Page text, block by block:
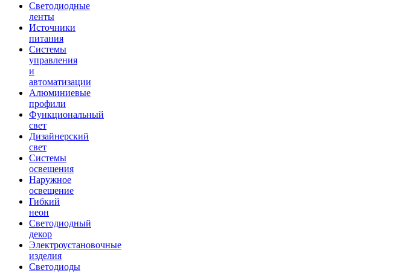
Светодиодные
ленты
Источники
питания
Системы
управления
и
автоматизации
Алюминиевые
профили
Функциональный
свет
Дизайнерский
свет
Системы
освещения
Наружное
освещение
Гибкий
неон
Светодиодный
декор
Электроустановочные
изделия
Светодиоды